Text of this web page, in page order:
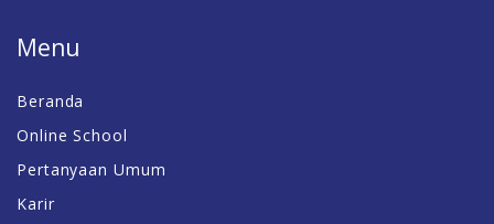
Menu
Beranda
Online School
Pertanyaan Umum
Karir